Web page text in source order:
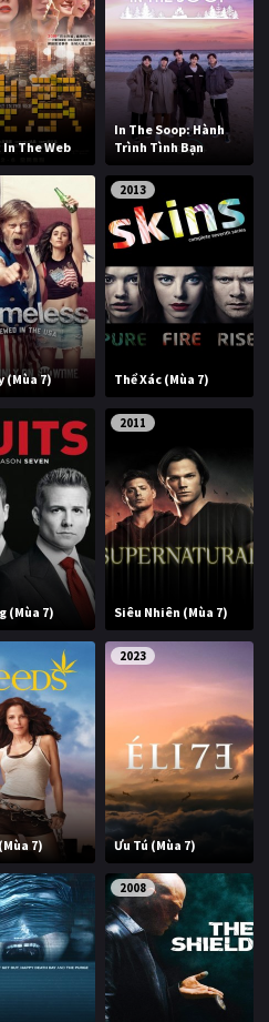
The Web
In The Soop: Hành
Trình Tình Bạn
(Mùa 7)
2013
Thể Xác (Mùa 7)
(Mùa 7)
2011
Siêu Nhiên (Mùa 7)
7)
2023
Ưu Tú (Mùa 7)
2008